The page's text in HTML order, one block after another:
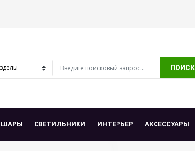
ПОИСК
ШАРЫ СВЕТИЛЬНИКИ ИНТЕРЬЕР АКСЕССУАРЫ